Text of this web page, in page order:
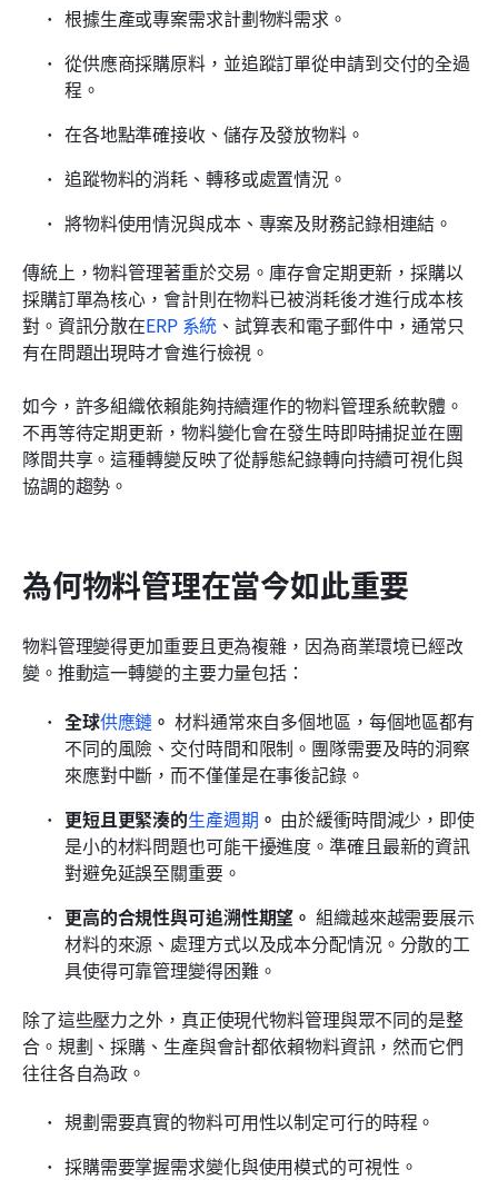
根據生產或專案需求計劃物料需求。
從供應商採購原料，並追蹤訂單從申請到交付的全過
程。
在各地點準確接收、儲存及發放物料。
追蹤物料的消耗、轉移或處置情況。
將物料使用情況與成本、專案及財務記錄相連結。
傳統上，物料管理著重於交易。庫存會定期更新，採購以
採購訂單為核心，會計則在物料已被消耗後才進行成本核
對。資訊分散在ERP 系統 、試算表和電子郵件中，通常只
有在問題出現時才會進行檢視。
如今，許多組織依賴能夠持續運作的物料管理系統軟體。
不再等待定期更新，物料變化會在發生時即時捕捉並在團
隊間共享。這種轉變反映了從靜態紀錄轉向持續可視化與
協調的趨勢。
為何物料管理在當今如此重要
物料管理變得更加重要且更為複雜，因為商業環境已經改
變。推動這一轉變的主要力量包括：
全球供應鏈 。 材料通常來自多個地區，每個地區都有
不同的風險、交付時間和限制。團隊需要及時的洞察
來應對中斷，而不僅僅是在事後記錄。
更短且更緊湊的生產週期 。 由於緩衝時間減少，即使
是小的材料問題也可能干擾進度。準確且最新的資訊
對避免延誤至關重要。
更高的合規性與可追溯性期望。 組織越來越需要展示
材料的來源、處理方式以及成本分配情況。分散的工
具使得可靠管理變得困難。
除了這些壓力之外，真正使現代物料管理與眾不同的是整
合。規劃、採購、生產與會計都依賴物料資訊，然而它們
往往各自為政。
規劃需要真實的物料可用性以制定可行的時程。
採購需要掌握需求變化與使用模式的可視性。